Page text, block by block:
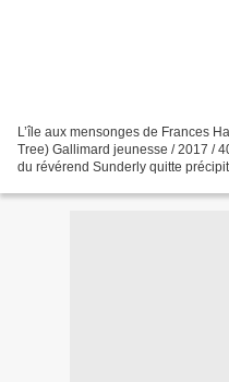
L’île aux mensonges de Frances
Tree) Gallimard jeunesse / 2017 /
du révérend Sunderly quitte